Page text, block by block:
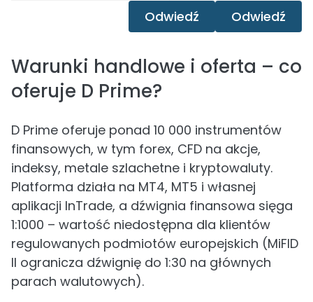
Odwiedź Odwiedź
Warunki handlowe i oferta – co
oferuje D Prime?
D Prime oferuje ponad 10 000 instrumentów
finansowych, w tym forex, CFD na akcje,
indeksy, metale szlachetne i kryptowaluty.
Platforma działa na MT4, MT5 i własnej
aplikacji InTrade, a dźwignia finansowa sięga
1:1000 – wartość niedostępna dla klientów
regulowanych podmiotów europejskich (MiFID
II ogranicza dźwignię do 1:30 na głównych
parach walutowych).